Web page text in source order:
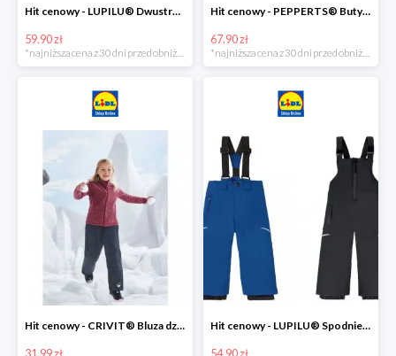
Hit cenowy - LUPILU® Dwustronna kurtka dziecięca z polarem
59.90 zł
*najniższa cena z 30 dni przed obniżką
Hit cenowy - PEPPERTS® Buty zimowe chłopięce
67.90 zł
*najniższa cena z 30 dni przed obniżką
Hit cenowy - CRIVIT® Bluza dziewczęca z polaru
31.99 zł
Hit cenowy - LUPILU® Spodnie narciarskie chłopięce
54.90 zł